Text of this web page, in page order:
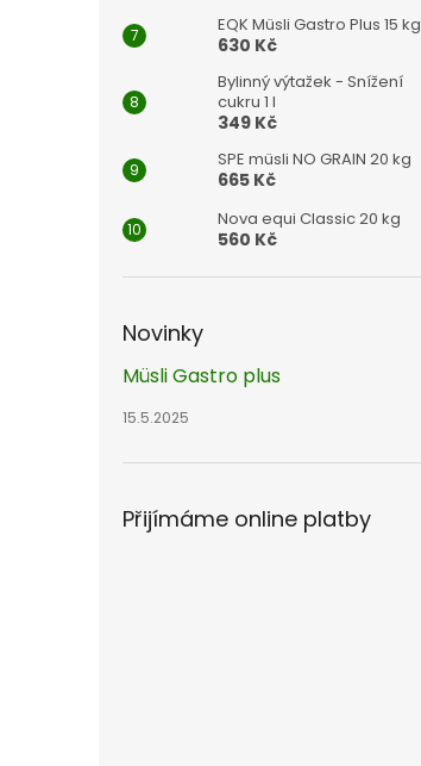
EQK Müsli Gastro Plus 15 kg
630 Kč
Bylinný výtažek - Snížení
cukru 1 l
349 Kč
SPE müsli NO GRAIN 20 kg
665 Kč
Nova equi Classic 20 kg
560 Kč
Novinky
Müsli Gastro plus
15.5.2025
Přijímáme online platby